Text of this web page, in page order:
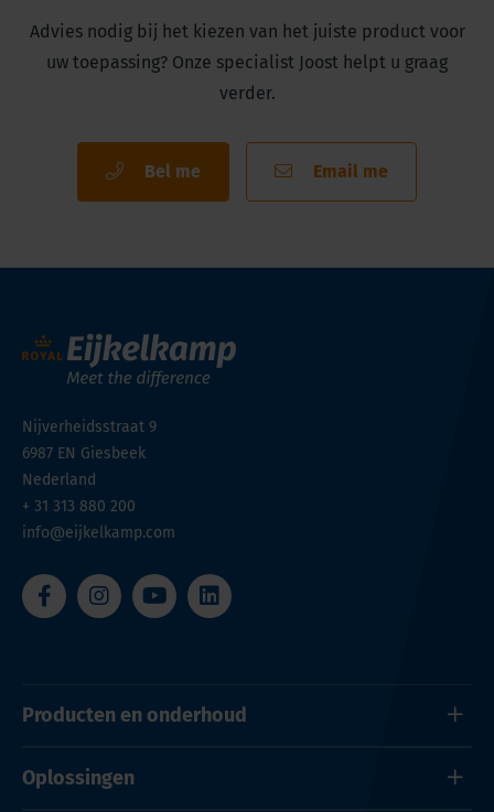
Advies nodig bij het kiezen van het juiste product voor
uw toepassing? Onze specialist Joost helpt u graag
verder.
Bel me Email me
Nijverheidsstraat 9
6987 EN Giesbeek
Nederland
+ 31 313 880 200
info@eijkelkamp.com
Producten en onderhoud
Oplossingen